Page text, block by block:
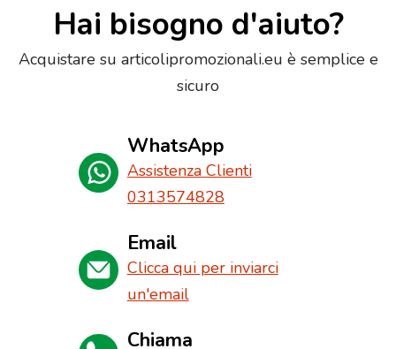
Hai bisogno d'aiuto?
Acquistare su articolipromozionali.eu è semplice e
sicuro
WhatsApp
Assistenza Clienti
0313574828
Email
Clicca qui per inviarci
un'email
Chiama